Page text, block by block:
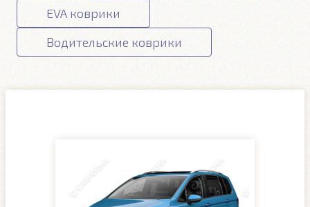
EVA коврики
Водительские коврики